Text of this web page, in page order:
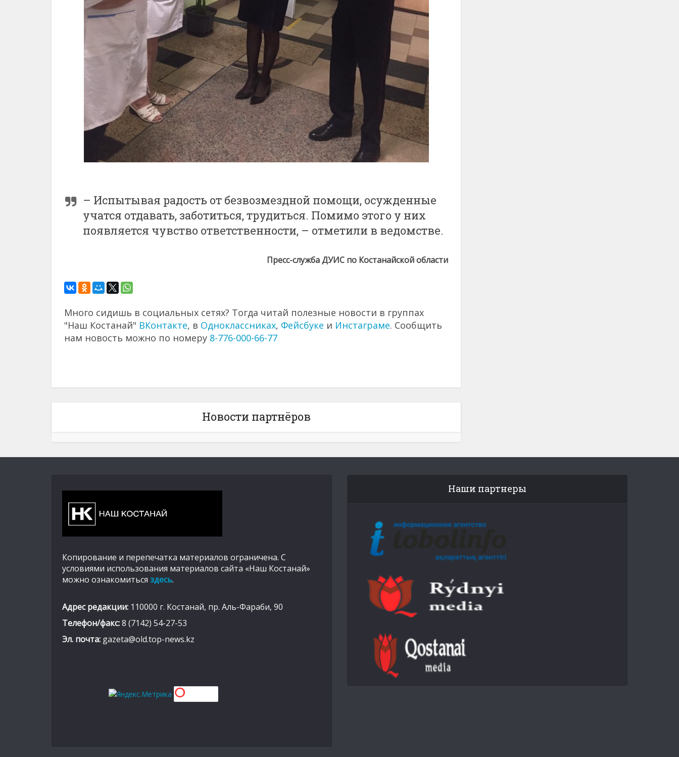
– Испытывая радость от безвозмездной помощи, осужденные
учатся отдавать, заботиться, трудиться. Помимо этого у них
появляется чувство ответственности, – отметили в ведомстве.
Пресс-служба ДУИС по Костанайской области
Много сидишь в социальных сетях? Тогда читай полезные новости в группах
"Наш Костанай" ВКонтакте, в Одноклассниках, Фейсбуке и Инстаграме. Сообщить
нам новость можно по номеру 8-776-000-66-77
Новости партнёров
Копирование и перепечатка материалов ограничена. С
условиями использования материалов сайта «Наш Костанай»
можно ознакомиться здесь.
Адрес редакции: 110000 г. Костанай, пр. Аль-Фараби, 90
Телефон/факс:8 (7142) 54-27-53
Эл. почта: gazeta@old.top-news.kz
Наши партнеры